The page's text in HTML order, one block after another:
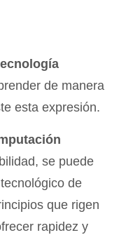
de manera
esta expresión.
se puede
de
que rigen
rapidez y